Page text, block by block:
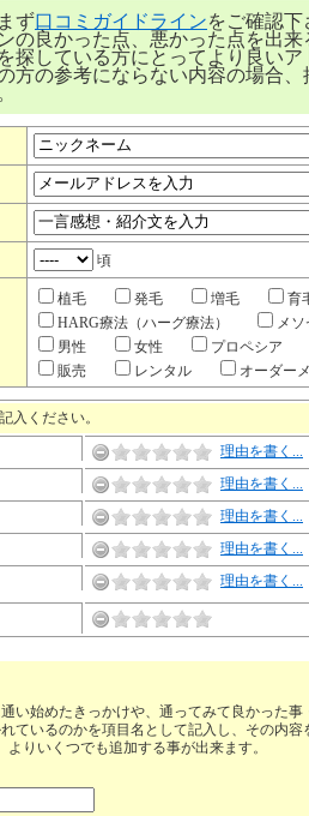
ず口コミガイドラインをご確認下
の良かった点、悪かった点を出
探している方にとってより良いア
方の参考にならない内容の場合
頃
植毛 発毛 増毛
育
HARG療法（ハーグ療法）
メ
男性
女性 プロペシア
販売
レンタル オーダー
入ください。
理由を書く...
理由を書く...
理由を書く...
理由を書く...
理由を書く...
い始めたきっかけや、通ってみて良かった事
ているのかを項目名として記入し、その内容
よりいくつでも追加する事が出来ます。